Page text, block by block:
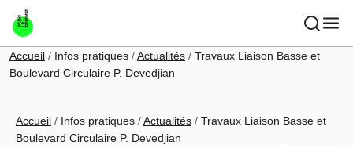
Aller au contenu principal
Fil d'Ariane
Accueil Infos pratiques Actualités
Travaux Liaison Basse et
Boulevard Circulaire P. Devedjian
Fil d'Ariane
Accueil Infos pratiques Actualités
Travaux Liaison Basse et
Boulevard Circulaire P. Devedjian